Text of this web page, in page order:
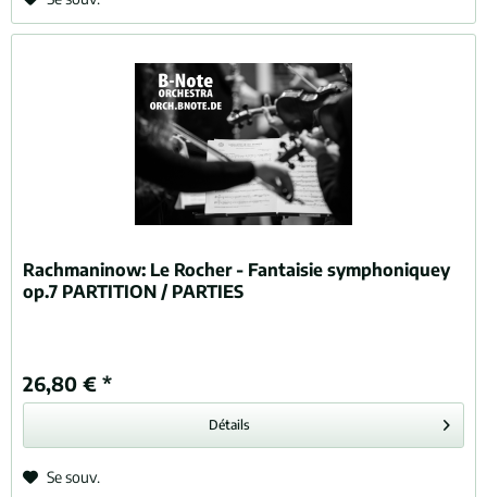
Rachmaninow: Le Rocher - Fantaisie symphoniquey
op.7 PARTITION / PARTIES
26,80 € *
Détails
Se souv.